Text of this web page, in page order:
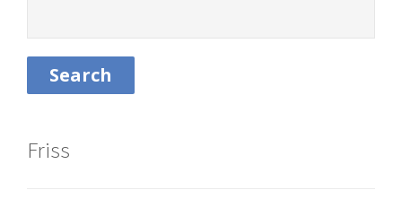
Friss